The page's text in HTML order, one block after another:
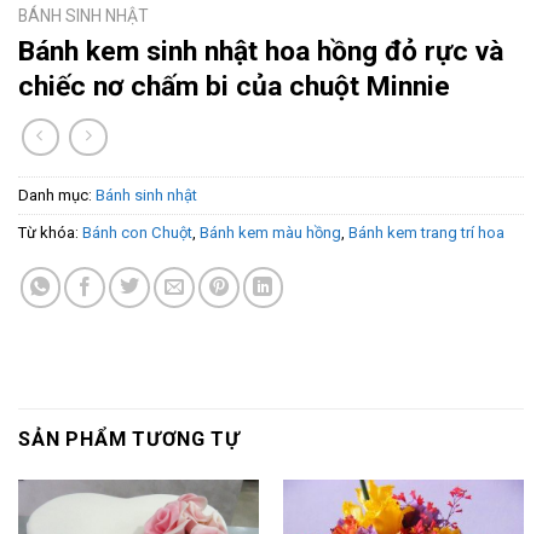
BÁNH SINH NHẬT
Bánh kem sinh nhật hoa hồng đỏ rực và
chiếc nơ chấm bi của chuột Minnie
Danh mục: Bánh sinh nhật
Từ khóa: Bánh con Chuột, Bánh kem màu hồng, Bánh kem trang trí hoa
SẢN PHẨM TƯƠNG TỰ